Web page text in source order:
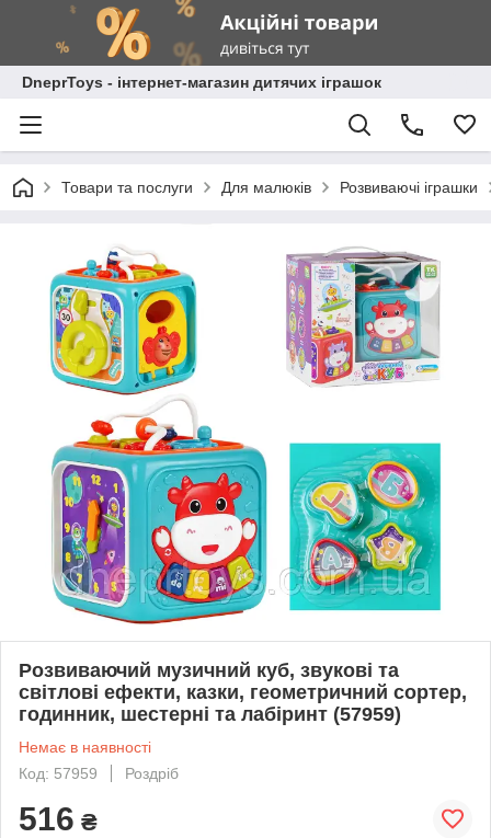
DneprToys - інтернет-магазин дитячих іграшок
Товари та послуги Для малюків Розвиваючі іграшки
Розвиваючий музичний куб, звукові та
світлові ефекти, казки, геометричний сортер,
годинник, шестерні та лабіринт (57959)
Немає в наявності
Код: 57959
Роздріб
516 ₴